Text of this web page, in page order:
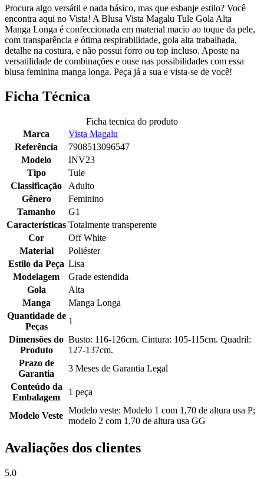
Procura algo versátil e nada básico, mas que esbanje estilo? Você
encontra aqui no Vista! A Blusa Vista Magalu Tule Gola Alta
Manga Longa é confeccionada em material macio ao toque da pele,
com transparência e ótima respirabilidade, gola alta trabalhada,
detalhe na costura, e não possui forro ou top incluso. Aposte na
versatilidade de combinações e ouse nas possibilidades com essa
blusa feminina manga longa. Peça já a sua e vista-se de você!
Ficha Técnica
Ficha tecnica do produto
Marca
Vista Magalu
Referência
7908513096547
Modelo
INV23
Tipo
Tule
Classificação
Adulto
Gênero
Feminino
Tamanho
G1
Características Totalmente transperente
Cor
Off White
Material
Poliéster
Estilo da Peça Lisa
Modelagem
Grade estendida
Gola
Alta
Manga
Manga Longa
Quantidade de
Peças
1
Dimensões do
Produto
Busto: 116-126cm. Cintura: 105-115cm. Quadril:
127-137cm.
Prazo de
Garantia
3 Meses de Garantia Legal
Conteúdo da
Embalagem
1 peça
Modelo Veste
Modelo veste: Modelo 1 com 1,70 de altura usa P;
modelo 2 com 1,70 de altura usa GG
Avaliações dos clientes
5.0